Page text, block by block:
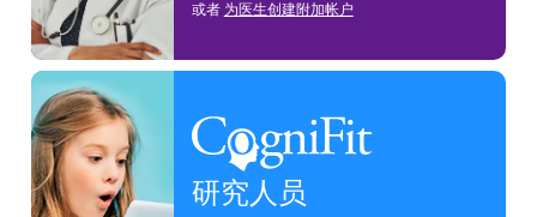
或者 为医生创建附加帐户
研究人员